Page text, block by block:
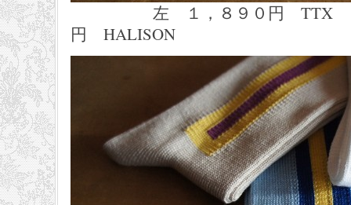
左 １，８９０円 TTX 右
円 HALISON